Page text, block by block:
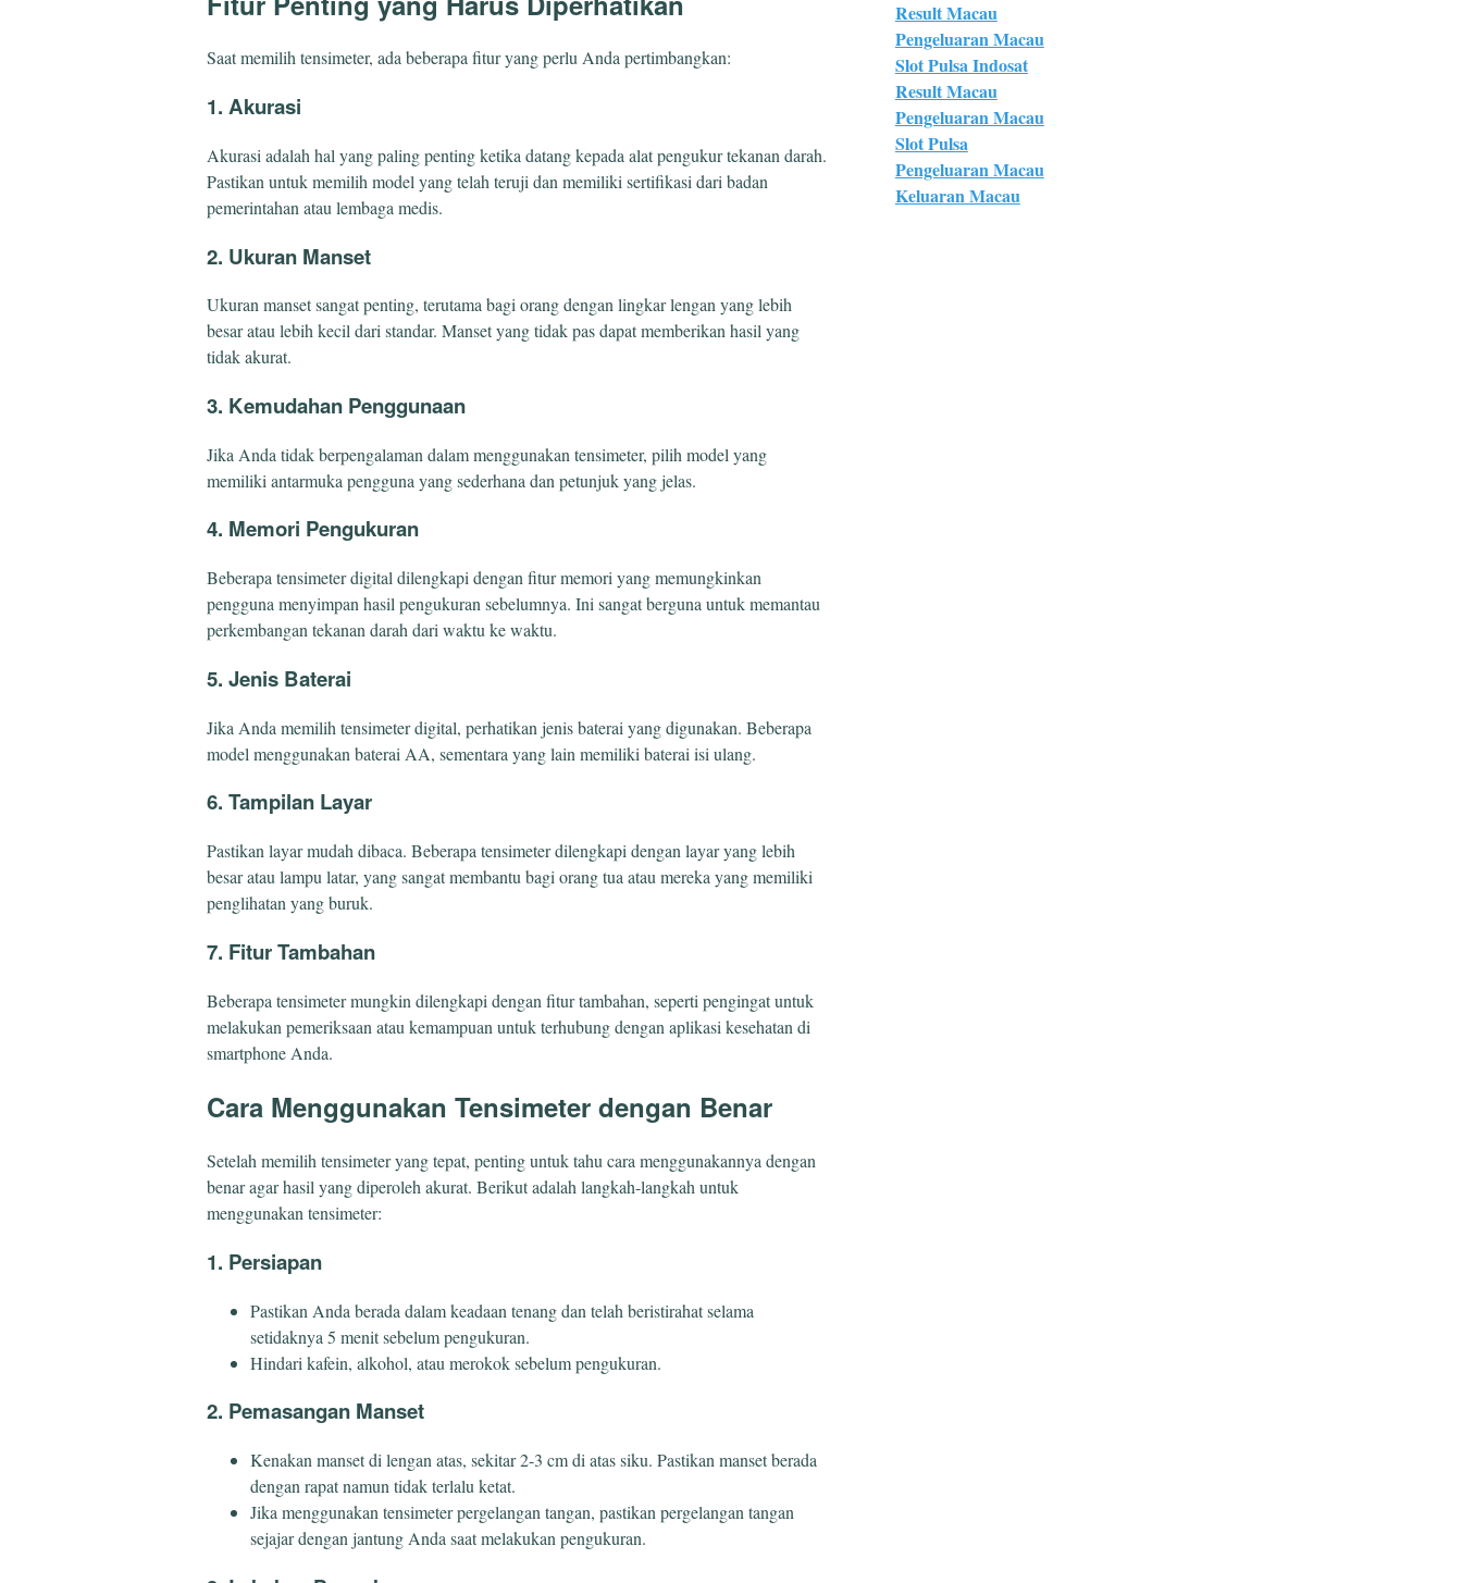
Saat memilih tensimeter, ada beberapa fitur yang perlu Anda pertimbangkan:
1. Akurasi
Akurasi adalah hal yang paling penting ketika datang kepada alat pengukur tekanan darah.
Pastikan untuk memilih model yang telah teruji dan memiliki sertifikasi dari badan
pemerintahan atau lembaga medis.
2. Ukuran Manset
Ukuran manset sangat penting, terutama bagi orang dengan lingkar lengan yang lebih
besar atau lebih kecil dari standar. Manset yang tidak pas dapat memberikan hasil yang
tidak akurat.
3. Kemudahan Penggunaan
Jika Anda tidak berpengalaman dalam menggunakan tensimeter, pilih model yang
memiliki antarmuka pengguna yang sederhana dan petunjuk yang jelas.
4. Memori Pengukuran
Beberapa tensimeter digital dilengkapi dengan fitur memori yang memungkinkan
pengguna menyimpan hasil pengukuran sebelumnya. Ini sangat berguna untuk memantau
perkembangan tekanan darah dari waktu ke waktu.
5. Jenis Baterai
Jika Anda memilih tensimeter digital, perhatikan jenis baterai yang digunakan. Beberapa
model menggunakan baterai AA, sementara yang lain memiliki baterai isi ulang.
6. Tampilan Layar
Pastikan layar mudah dibaca. Beberapa tensimeter dilengkapi dengan layar yang lebih
besar atau lampu latar, yang sangat membantu bagi orang tua atau mereka yang memiliki
penglihatan yang buruk.
7. Fitur Tambahan
Beberapa tensimeter mungkin dilengkapi dengan fitur tambahan, seperti pengingat untuk
melakukan pemeriksaan atau kemampuan untuk terhubung dengan aplikasi kesehatan di
smartphone Anda.
Cara Menggunakan Tensimeter dengan Benar
Setelah memilih tensimeter yang tepat, penting untuk tahu cara menggunakannya dengan
benar agar hasil yang diperoleh akurat. Berikut adalah langkah-langkah untuk
menggunakan tensimeter:
1. Persiapan
Pastikan Anda berada dalam keadaan tenang dan telah beristirahat selama
setidaknya 5 menit sebelum pengukuran.
Hindari kafein, alkohol, atau merokok sebelum pengukuran.
2. Pemasangan Manset
Kenakan manset di lengan atas, sekitar 2-3 cm di atas siku. Pastikan manset berada
dengan rapat namun tidak terlalu ketat.
Jika menggunakan tensimeter pergelangan tangan, pastikan pergelangan tangan
sejajar dengan jantung Anda saat melakukan pengukuran.
Result Macau
Pengeluaran Macau
Slot Pulsa Indosat
Result Macau
Pengeluaran Macau
Slot Pulsa
Pengeluaran Macau
Keluaran Macau